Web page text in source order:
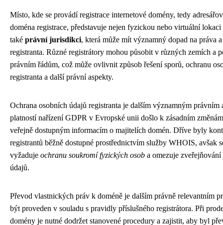
Místo, kde se provádí registrace internetové domény, tedy
doména registrace, představuje nejen fyzickou nebo virtuální lokaci
také právní jurisdikci, která může mít významný dopad na práva
registranta. Různé registrátory mohou působit v různých zemích a
právním řádům, což může ovlivnit způsob řešení sporů, ochranu
registranta a další právní aspekty.
Ochrana osobních údajů registranta je dalším významným právním
platností nařízení GDPR v Evropské unii došlo k zásadním
veřejně dostupným informacím o majitelích domén. Dříve byly
registrantů běžně dostupné prostřednictvím služby WHOIS, avšak
vyžaduje ochranu soukromí fyzických osob a omezuje
údajů.
Převod vlastnických práv k doméně je dalším právně relevantním
být proveden v souladu s pravidly příslušného registrátora. Při
domény je nutné dodržet stanovené procedury a zajistit, aby byl